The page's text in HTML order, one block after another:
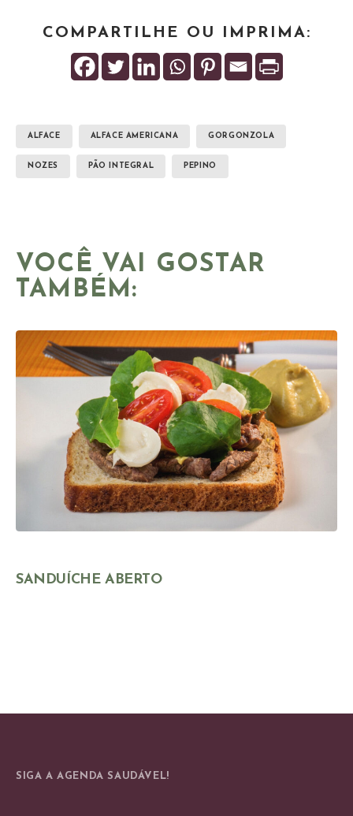
COMPARTILHE OU IMPRIMA:
ALFACE ALFACE AMERICANA GORGONZOLA
NOZES PÃO INTEGRAL PEPINO
VOCÊ VAI GOSTAR
TAMBÉM:
SANDUÍCHE ABERTO
SIGA A AGENDA SAUDÁVEL!